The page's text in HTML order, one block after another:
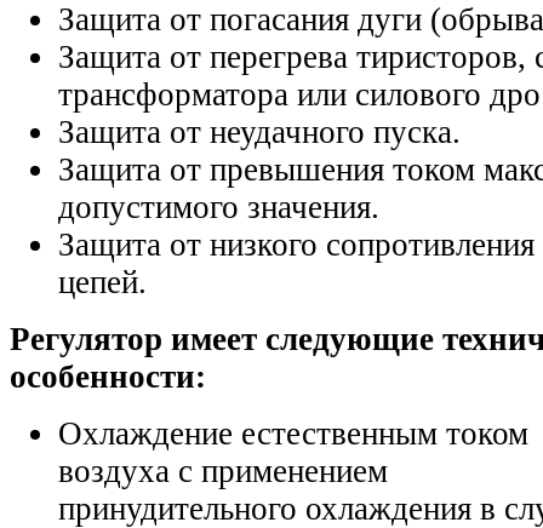
Защита от погасания дуги
Защита от перегрева тиристоров,
трансформатора или силового
Защита от неудачного пуска.
Защита от превышения током
допустимого значения.
Защита от низкого
цепей.
Регулятор имеет следующие
особенности:
Охлаждение естественным током
воздуха с применением
принудительного охлаждения в